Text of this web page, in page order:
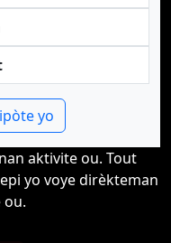
yo
aktivite ou. Tout
yo voye dirèkteman
ou.